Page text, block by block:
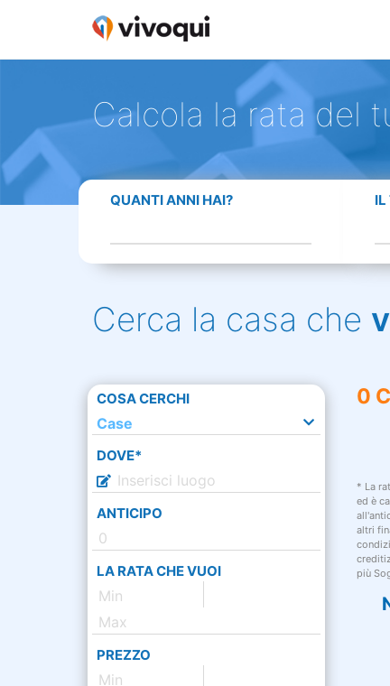
Calcola la rata del
QUANTI ANNI HAI? IL
Cerca la casa che
COSA CERCHI
Case
DOVE*
ANTICIPO
LA RATA CHE VUOI
PREZZO
0
* La
ed è
altri
più